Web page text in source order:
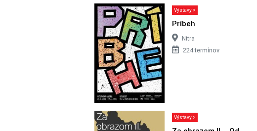
Výstavy >
Príbeh
Nitra
224 termínov
Výstavy >